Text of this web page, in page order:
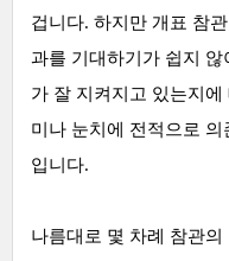
겁니다. 하지만 개표 참
과를 기대하기가 쉽지
가 잘 지켜지고 있는지
미나 눈치에 전적으로
입니다.
나름대로 몇 차례 참관